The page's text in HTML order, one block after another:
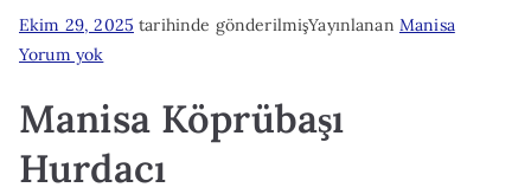
Ekim 29, 2025 tarihinde gönderilmişYayınlanan Manisa
Yorum yok
Hurdacı
Manisa Köprübaşı
Hurdacı